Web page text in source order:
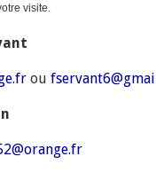
visite.
ou